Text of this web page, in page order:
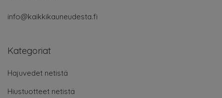
info@kaikkikauneudesta.fi
Kategoriat
Hajuvedet netistä
Hiustuotteet netistä